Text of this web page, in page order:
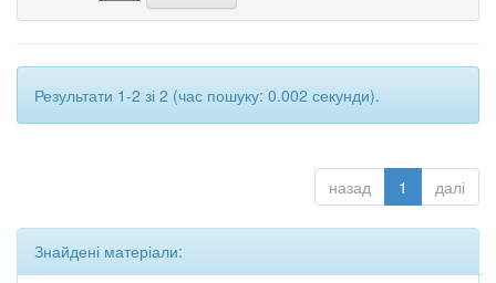
Результати 1-2 зі 2 (час пошуку: 0.002 секунди).
назад 1 далі
Знайдені матеріали: